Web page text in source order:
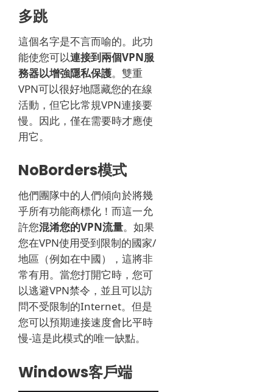
多跳
這個名字是不言而喻的。 此功
能使您可以連接到兩個VPN服
務器以增強隱私保護。 雙重
VPN可以很好地隱藏您的在線
活動，但它比常規VPN連接要
慢。 因此，僅在需要時才應使
用它。
NoBorders模式
他們團隊中的人們傾向於將幾
乎所有功能商標化！ 而這一允
許您混淆您的VPN流量。 如果
您在VPN使用受到限制的國家/
地區（例如在中國），這將非
常有用。 當您打開它時，您可
以逃避VPN禁令，並且可以訪
問不受限制的Internet。 但是
您可以預期連接速度會比平時
慢-這是此模式的唯一缺點。
Windows客戶端